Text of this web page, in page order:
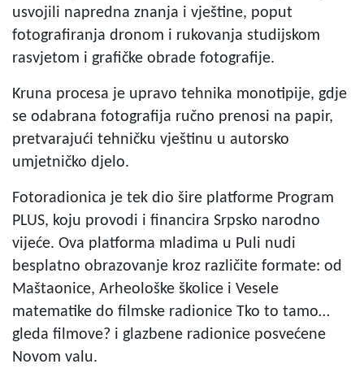
usvojili napredna znanja i vještine, poput
fotografiranja dronom i rukovanja studijskom
rasvjetom i grafičke obrade fotografije.
Kruna procesa je upravo tehnika monotipije, gdje
se odabrana fotografija ručno prenosi na papir,
pretvarajući tehničku vještinu u autorsko
umjetničko djelo.
Fotoradionica je tek dio šire platforme Program
PLUS, koju provodi i financira Srpsko narodno
vijeće. Ova platforma mladima u Puli nudi
besplatno obrazovanje kroz različite formate: od
Maštaonice, Arheološke školice i Vesele
matematike do filmske radionice Tko to tamo…
gleda filmove? i glazbene radionice posvećene
Novom valu.